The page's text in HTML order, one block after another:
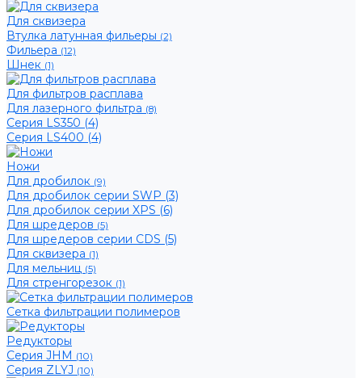
Для сквизера
Втулка латунная фильеры (2)
Фильера (12)
Шнек (1)
Для фильтров расплава
Для лазерного фильтра (8)
Серия LS350 (4)
Серия LS400 (4)
Ножи
Для дробилок (9)
Для дробилок серии SWP (3)
Для дробилок серии XPS (6)
Для шредеров (5)
Для шредеров серии CDS (5)
Для сквизера (1)
Для мельниц (5)
Для стренгорезок (1)
Сетка фильтрации полимеров
Редукторы
Серия JHM (10)
Серия ZLYJ (10)